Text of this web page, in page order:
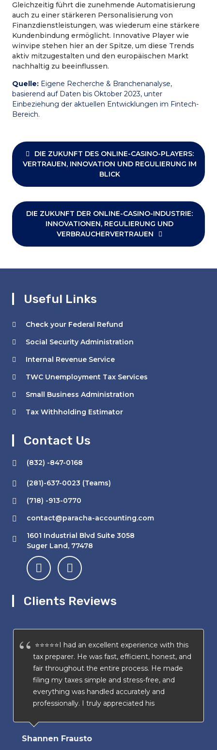
Gleichzeitig führt die zunehmende Automatisierung
auch zu einer stärkeren Personalisierung von
Finanzdienstleistungen, was wiederum eine stärkere
Kundenbindung ermöglicht. Innovative Player wie
winvipe stehen hier an der Spitze, um diese Trends
aktiv mitzugestalten und den europäischen Markt
nachhaltig zu beeinflussen.
Quelle: Eigene Recherche & Branchenanalyse,
basierend auf Daten bis Oktober 2023, unter
Einbeziehung der aktuellen Entwicklungen im Fintech-
Bereich.
Post
navigation
DIE ZUKUNFT DES ONLINE-CASINO-PLAYERS:
VERTRAUEN, INNOVATION UND REGULIERUNG IM
BLICK
DIE ZUKUNFT DER ONLINE-CASINO-INDUSTRIE:
INNOVATIONEN, REGULIERUNG UND
VERBRAUCHERVERTRAUEN
Useful Links
Check your Federal Refund
Social Security Administration
Internal Revenue Service
TWC Unemployment Tax Services
Small Business Administration
Tax Withholding Estimator
Contact Us
(832) -847-0168
(281)-637-0023 (Teams)
(718) -913-0770
contact@paracha-accounting.com
1601 Industrial Blvd Suite 3058
Suger Land, 77478
Clients Reviews
⭐⭐⭐⭐⭐I had an excellent experience with this
tax preparer. He was fast, efficient, honest, and
fair throughout the entire process. He made
filing my taxes simple and stress-free, and
everything was handled accurately and
professionally. I truly appreciated his
recommend his services to anyone looking for
a trustworthy and reliable tax preparer.
Shannen Frausto